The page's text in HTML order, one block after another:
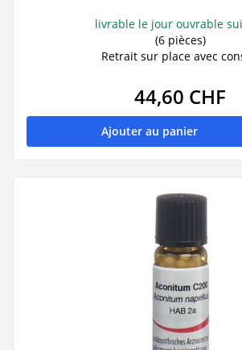
livrable le jour ouvrable
(6 pièces)
Retrait sur place avec
44,60 CHF
Ajouter au panier